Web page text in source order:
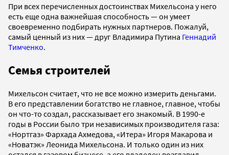
При всех перечисленных достоинствах Михельсона у него
есть еще одна важнейшая способность — он умеет
своевременно подбирать нужных партнеров. Пожалуй,
самый ценный из них — друг Владимира Путина Геннадий
Тимченко.
Семья строителей
Михельсон считает, что не все можно измерить деньгами.
В его представлении богатство не главное, главное, чтобы
он что-то создал, рассказывает его знакомый. В 1990-е
годы в России было три независимых производителя газа:
«Нортгаз» Фархада Ахмедова, «Итера» Игоря Макарова и
«Новатэк» Леонида Михельсона. И только один из них